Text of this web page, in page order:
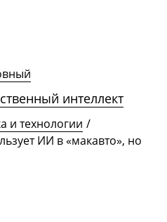
интеллект
и технологии /
ИИ в «макавто», но